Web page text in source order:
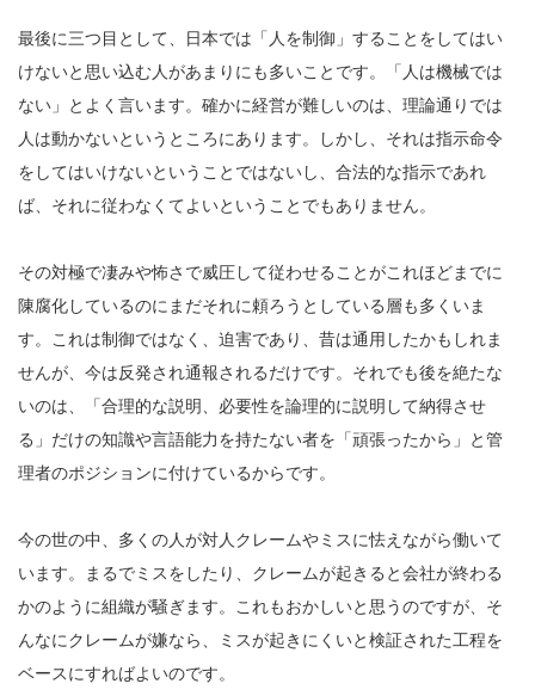
最後に三つ目として、日本では「人を制御」することをしてはい
けないと思い込む人があまりにも多いことです。「人は機械では
ない」とよく言います。確かに経営が難しいのは、理論通りでは
人は動かないというところにあります。しかし、それは指示命令
をしてはいけないということではないし、合法的な指示であれ
ば、それに従わなくてよいということでもありません。
その対極で凄みや怖さで威圧して従わせることがこれほどまでに
陳腐化しているのにまだそれに頼ろうとしている層も多くいま
す。これは制御ではなく、迫害であり、昔は通用したかもしれま
せんが、今は反発され通報されるだけです。それでも後を絶たな
いのは、「合理的な説明、必要性を論理的に説明して納得させ
る」だけの知識や言語能力を持たない者を「頑張ったから」と管
理者のポジションに付けているからです。
今の世の中、多くの人が対人クレームやミスに怯えながら働いて
います。まるでミスをしたり、クレームが起きると会社が終わる
かのように組織が騒ぎます。これもおかしいと思うのですが、そ
んなにクレームが嫌なら、ミスが起きにくいと検証された工程を
ベースにすればよいのです。